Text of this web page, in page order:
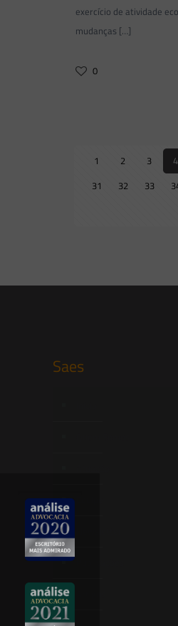
exercício de atividade
mudanças […]
0
1 2 3 4
31
32 33
Saes